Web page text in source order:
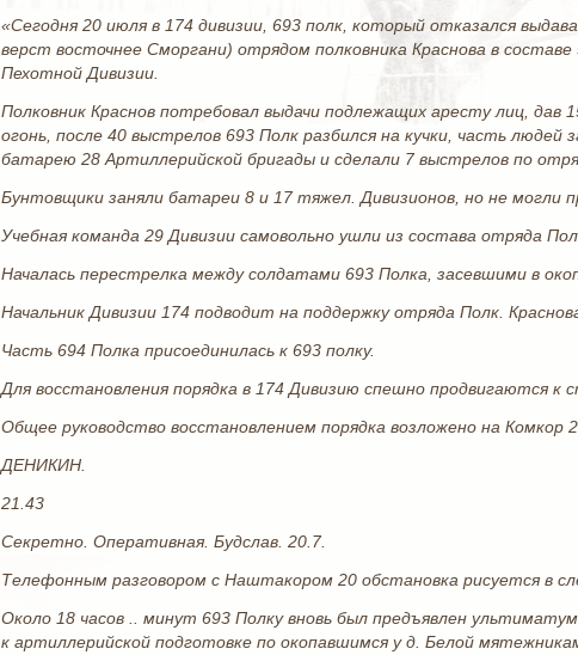
«Сегодня 20 июля в 174 дивизии, 693 полк, который отказался
верст восточнее Сморгани) отрядом полковника Краснова в
Пехотной Дивизии.
Полковник Краснов потребовал выдачи подлежащих аресту лиц,
огонь, после 40 выстрелов 693 Полк разбился на кучки, часть людей
батарею 28 Артиллерийской бригады и сделали 7 выстрелов по
Бунтовщики заняли батареи 8 и 17 тяжел. Дивизионов, но не могли
Учебная команда 29 Дивизии самовольно ушли из состава отряда
Началась перестрелка между солдатами 693 Полка, засевшими в
Начальник Дивизии 174 подводит на поддержку отряда Полк.
Часть 694 Полка присоединилась к 693 полку.
Для восстановления порядка в 174 Дивизию спешно продвигаются к
Общее руководство восстановлением порядка возложено на Комкор
ДЕНИКИН.
21.43
Секретно. Оперативная. Будслав. 20.7.
Телефонным разговором с Наштакором 20 обстановка рисуется в
Около 18 часов .. минут 693 Полку вновь был предъявлен
к артиллерийской подготовке по окопавшимся у д. Белой